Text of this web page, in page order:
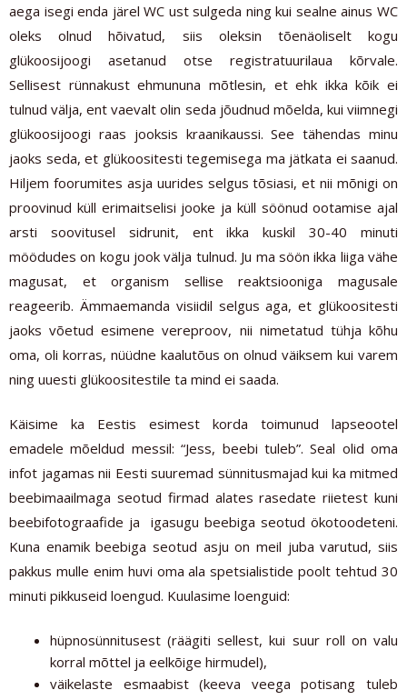
aega isegi enda järel WC ust sulgeda ning kui sealne ainus WC
oleks olnud hõivatud, siis oleksin tõenäoliselt kogu
glükoosijoogi asetanud otse registratuurilaua kõrvale.
Sellisest rünnakust ehmununa mõtlesin, et ehk ikka kõik ei
tulnud välja, ent vaevalt olin seda jõudnud mõelda, kui viimnegi
glükoosijoogi raas jooksis kraanikaussi. See tähendas minu
jaoks seda, et glükoositesti tegemisega ma jätkata ei saanud.
Hiljem foorumites asja uurides selgus tõsiasi, et nii mõnigi on
proovinud küll erimaitselisi jooke ja küll söönud ootamise ajal
arsti soovitusel sidrunit, ent ikka kuskil 30-40 minuti
möödudes on kogu jook välja tulnud. Ju ma söön ikka liiga vähe
magusat, et organism sellise reaktsiooniga magusale
reageerib. Ämmaemanda visiidil selgus aga, et glükoositesti
jaoks võetud esimene vereproov, nii nimetatud tühja kõhu
oma, oli korras, nüüdne kaalutõus on olnud väiksem kui varem
ning uuesti glükoositestile ta mind ei saada.
Käisime ka Eestis esimest korda toimunud lapseootel
emadele mõeldud messil: “Jess, beebi tuleb”. Seal olid oma
infot jagamas nii Eesti suuremad sünnitusmajad kui ka mitmed
beebimaailmaga seotud firmad alates rasedate riietest kuni
beebifotograafide ja igasugu beebiga seotud ökotoodeteni.
Kuna enamik beebiga seotud asju on meil juba varutud, siis
pakkus mulle enim huvi oma ala spetsialistide poolt tehtud 30
minuti pikkuseid loengud. Kuulasime loenguid:
hüpnosünnitusest (räägiti sellest, kui suur roll on valu
korral mõttel ja eelkõige hirmudel),
väikelaste esmaabist (keeva veega potisang tuleb